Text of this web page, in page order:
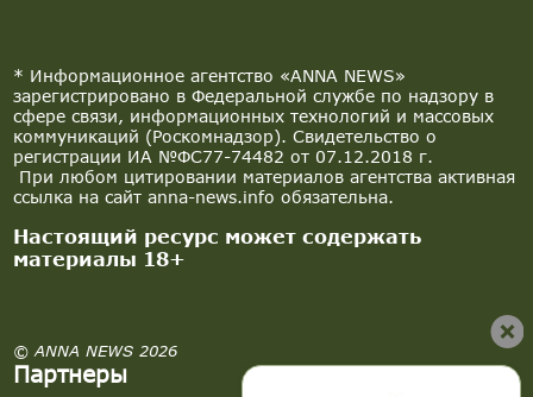
* Информационное агентство «ANNA NEWS»
зарегистрировано в Федеральной службе по надзору в
сфере связи, информационных технологий и массовых
коммуникаций (Роскомнадзор). Свидетельство о
регистрации ИА №ФС77-74482 от 07.12.2018 г.
При любом цитировании материалов агентства активная
ссылка на сайт anna-news.info обязательна.
Настоящий ресурс может содержать
материалы 18+
© ANNA NEWS 2026
Партнеры